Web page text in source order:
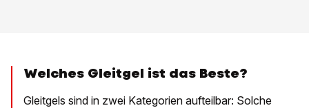
Welches Gleitgel ist das Beste?
Gleitgels sind in zwei Kategorien aufteilbar: Solche